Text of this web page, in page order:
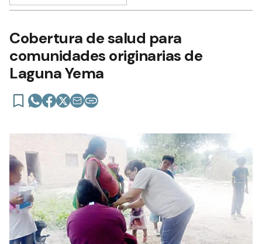
Cobertura de salud para
comunidades originarias de
Laguna Yema